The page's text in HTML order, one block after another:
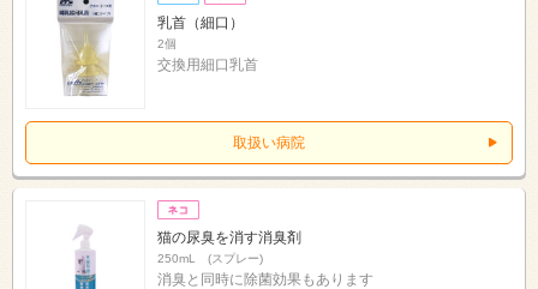
乳首（細口）
2個
交換用細口乳首
取扱い病院
猫の尿臭を消す消臭剤
250mL (スプレー)
消臭と同時に除菌効果もあります